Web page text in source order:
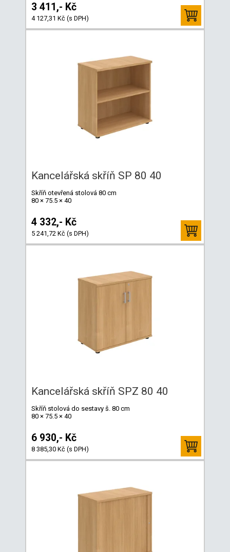
3 411,- Kč
4 127,31 Kč (s DPH)
Kancelářská skříň SP 80 40
Skříň otevřená stolová 80 cm
80 × 75.5 × 40
4 332,- Kč
5 241,72 Kč (s DPH)
Kancelářská skříň SPZ 80 40
Skříň stolová do sestavy š. 80 cm
80 × 75.5 × 40
6 930,- Kč
8 385,30 Kč (s DPH)